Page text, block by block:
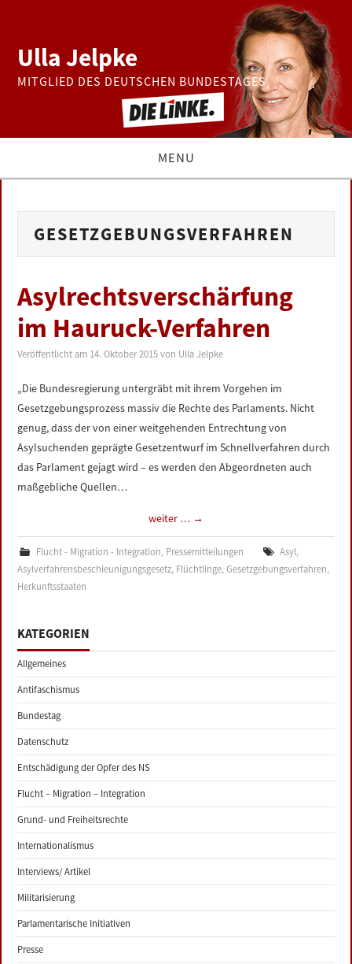
Ulla Jelpke
MITGLIED DES DEUTSCHEN BUNDESTAGES
MENU
BUNDESTAG
ZUR PERSON
DATENSCHUTZERKLÄRUNG
IMPRESSUM
GESETZGEBUNGSVERFAHREN
Asylrechtsverschärfung
im Hauruck-Verfahren
Veröffentlicht am 14. Oktober 2015 von Ulla Jelpke
„Die Bundesregierung untergräbt mit ihrem Vorgehen im
Gesetzgebungsprozess massiv die Rechte des Parlaments. Nicht
genug, dass der von einer weitgehenden Entrechtung von
Asylsuchenden geprägte Gesetzentwurf im Schnellverfahren durch
das Parlament gejagt wird – es werden den Abgeordneten auch
maßgebliche Quellen…
weiter … →
Flucht - Migration - Integration, Pressemitteilungen Asyl,
Asylverfahrensbeschleunigungsgesetz, Flüchtlinge,Gesetzgebungsverfahren,
Herkunftsstaaten
KATEGORIEN
Allgemeines
Antifaschismus
Bundestag
Datenschutz
Entschädigung der Opfer des NS
Flucht – Migration – Integration
Grund- und Freiheitsrechte
Internationalismus
Interviews/ Artikel
Militarisierung
Parlamentarische Initiativen
Presse